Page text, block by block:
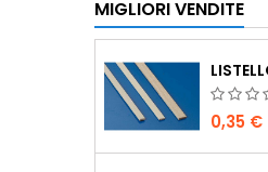
MIGLIORI VENDITE
0,35 €